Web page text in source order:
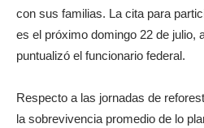
con sus familias. La cita para
es el próximo domingo 22 de julio,
puntualizó el funcionario federal.
Respecto a las jornadas de
la sobrevivencia promedio de lo